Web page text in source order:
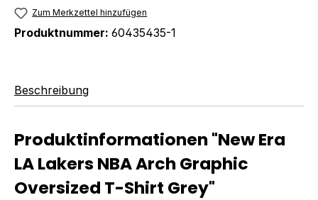
Zum Merkzettel hinzufügen
Produktnummer: 60435435-1
Beschreibung
Produktinformationen "New Era
LA Lakers NBA Arch Graphic
Oversized T-Shirt Grey"